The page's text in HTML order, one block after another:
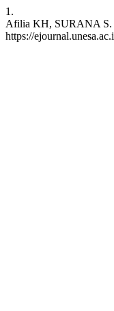
1.
Afilia KH, SURANA S.
https://